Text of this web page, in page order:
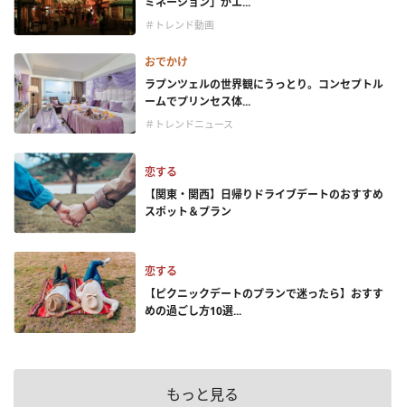
＃トレンド動画
おでかけ
ラプンツェルの世界観にうっとり。コンセプトル
ームでプリンセス体...
＃トレンドニュース
恋する
【関東・関西】日帰りドライブデートのおすすめ
スポット＆プラン
恋する
【ピクニックデートのプランで迷ったら】おすす
めの過ごし方10選...
もっと見る